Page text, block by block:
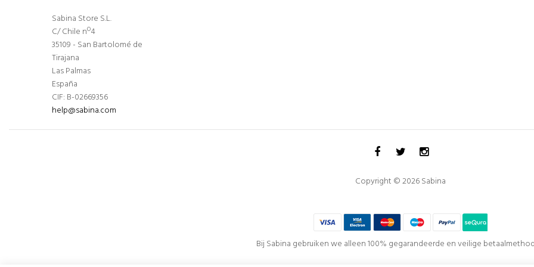
Sabina Store S.L.
C/ Chile nº4
35109 - San Bartolomé de
Tirajana
Las Palmas
España
CIF: B-02669356
help@sabina.com
Copyright © 2026 Sabina
Bij Sabina gebruiken we alleen 100% gegarandeerde en veilige